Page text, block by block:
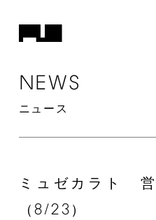
NEWS
ニュース
ミュゼカラト
（ 8/23 ）